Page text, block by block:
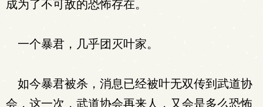
成为了不可敌的恐怖存在。
一个暴君，几乎团灭叶家。
如今暴君被杀，消息已经被叶无双传到武道协
会，这一次，武道协会再来人，又会是多么恐怖